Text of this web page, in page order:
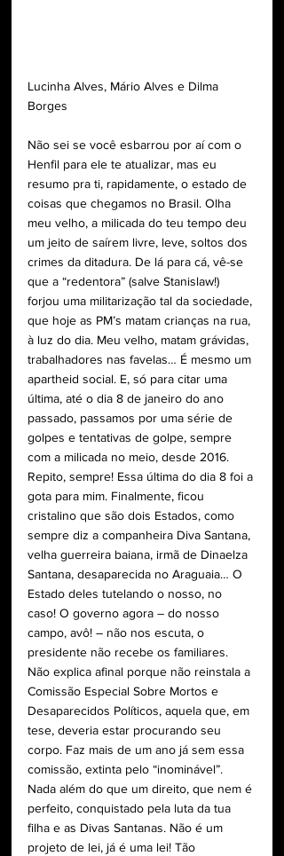
Lucinha Alves, Mário Alves e Dilma
Borges
Não sei se você esbarrou por aí com o
Henfil para ele te atualizar, mas eu
resumo pra ti, rapidamente, o estado de
coisas que chegamos no Brasil. Olha
meu velho, a milicada do teu tempo deu
um jeito de saírem livre, leve, soltos dos
crimes da ditadura. De lá para cá, vê-se
que a “redentora” (salve Stanislaw!)
forjou uma militarização tal da sociedade,
que hoje as PM’s matam crianças na rua,
à luz do dia. Meu velho, matam grávidas,
trabalhadores nas favelas… É mesmo um
apartheid social. E, só para citar uma
última, até o dia 8 de janeiro do ano
passado, passamos por uma série de
golpes e tentativas de golpe, sempre
com a milicada no meio, desde 2016.
Repito, sempre! Essa última do dia 8 foi a
gota para mim. Finalmente, ficou
cristalino que são dois Estados, como
sempre diz a companheira Diva Santana,
velha guerreira baiana, irmã de Dinaelza
Santana, desaparecida no Araguaia… O
Estado deles tutelando o nosso, no
caso! O governo agora – do nosso
campo, avô! – não nos escuta, o
presidente não recebe os familiares.
Não explica afinal porque não reinstala a
Comissão Especial Sobre Mortos e
Desaparecidos Políticos, aquela que, em
tese, deveria estar procurando seu
corpo. Faz mais de um ano já sem essa
comissão, extinta pelo “inominável”.
Nada além do que um direito, que nem é
perfeito, conquistado pela luta da tua
filha e as Divas Santanas. Não é um
projeto de lei, já é uma lei! Tão